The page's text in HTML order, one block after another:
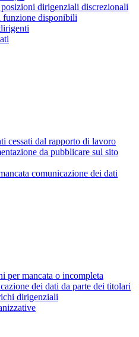
dirigenziali discrezionali
funzione disponibili
cessati dal rapporto di lavoro
da pubblicare sul sito
comunicazione dei dati
per mancata o incompleta
dei dati da parte dei titolari
dirigenziali